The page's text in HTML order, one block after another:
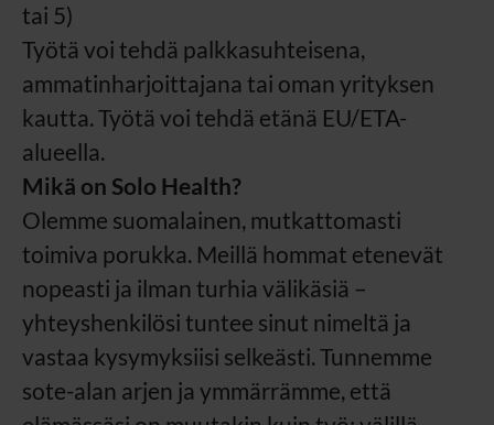
tai 5)
Työtä voi tehdä palkkasuhteisena,
ammatinharjoittajana tai oman yrityksen
kautta. Työtä voi tehdä etänä EU/ETA-
alueella.
Mikä on Solo Health?
Olemme suomalainen, mutkattomasti
toimiva porukka. Meillä hommat etenevät
nopeasti ja ilman turhia välikäsiä –
yhteyshenkilösi tuntee sinut nimeltä ja
vastaa kysymyksiisi selkeästi. Tunnemme
sote-alan arjen ja ymmärrämme, että